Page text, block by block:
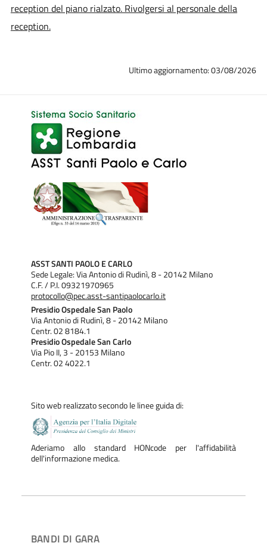
reception del piano rialzato. Rivolgersi al personale della
reception.
Ultimo aggiornamento: 03/08/2026
ASST SANTI PAOLO E CARLO
Sede Legale: Via Antonio di Rudinì, 8 - 20142 Milano
C.F. / P.I. 09321970965
protocollo@pec.asst-santipaolocarlo.it
Presidio Ospedale San Paolo
Via Antonio di Rudinì, 8 - 20142 Milano
Centr. 02 8184.1
Presidio Ospedale San Carlo
Via Pio II, 3 - 20153 Milano
Centr. 02 4022.1
Sito web realizzato secondo le linee guida di:
Aderiamo allo standard HONcode per l'affidabilità
dell'informazione medica.
BANDI DI GARA